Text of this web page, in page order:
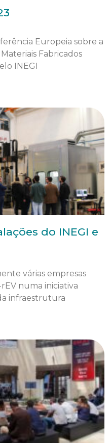
Europeia sobre a
Fabricados
INEGI
do INEGI e
várias empresas
numa iniciativa
infraestrutura